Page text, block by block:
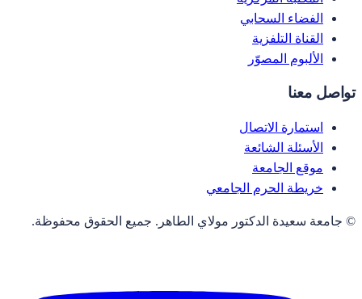
الفضاء السحابي
القناة التلفزية
الألبوم المصوّر
تواصل معنا
استمارة الاتصال
الأسئلة الشائعة
موقع الجامعة
خريطة الحرم الجامعي
© جامعة سعيدة الدكتور مولاي الطاهر. جميع الحقوق محفوظة.